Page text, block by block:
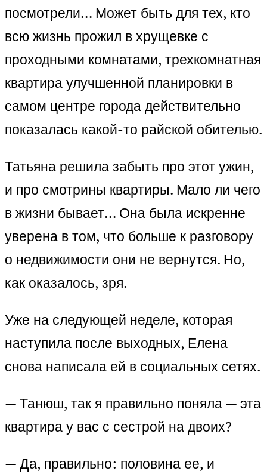
посмотрели… Может быть для тех, кто
всю жизнь прожил в хрущевке с
проходными комнатами, трехкомнатная
квартира улучшенной планировки в
самом центре города действительно
показалась какой-то райской обителью.
Татьяна решила забыть про этот ужин,
и про смотрины квартиры. Мало ли чего
в жизни бывает… Она была искренне
уверена в том, что больше к разговору
о недвижимости они не вернутся. Но,
как оказалось, зря.
Уже на следующей неделе, которая
наступила после выходных, Елена
снова написала ей в социальных сетях.
— Танюш, так я правильно поняла — эта
квартира у вас с сестрой на двоих?
— Да, правильно: половина ее, и